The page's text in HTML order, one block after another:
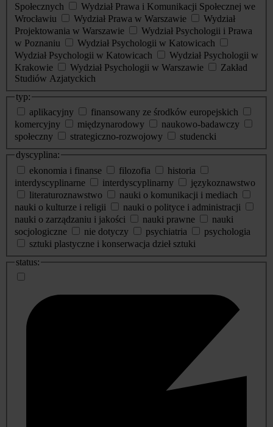
Społecznych
Wydział Prawa i Komunikacji Społecznej we
Wrocławiu
Wydział Prawa w Warszawie
Wydział
Projektowania w Warszawie
Wydział Psychologii i Prawa
w Poznaniu
Wydział Psychologii w Katowicach
Wydział Psychologii w Katowicach
Wydział Psychologii w
Krakowie
Wydział Psychologii w Warszawie
Zakład
Studiów Azjatyckich
typ:
aplikacyjny
finansowany ze środków europejskich
komercyjny
międzynarodowy
naukowo-badawczy
społeczny
strategiczno-rozwojowy
studencki
dyscyplina:
ekonomia i finanse
filozofia
historia
interdyscyplinarne
interdyscyplinarny
językoznawstwo
literaturoznawstwo
nauki o komunikacji i mediach
nauki o kulturze i religii
nauki o polityce i administracji
nauki o zarządzaniu i jakości
nauki prawne
nauki
socjologiczne
nie dotyczy psychiatria
psychologia
sztuki plastyczne i konserwacja dzieł sztuki
status: